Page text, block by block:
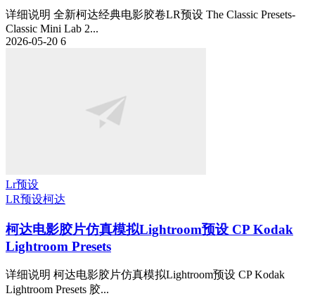
详细说明 全新柯达经典电影胶卷LR预设 The Classic Presets-
Classic Mini Lab 2...
2026-05-20 6
Lr预设
LR预设柯达
柯达电影胶片仿真模拟Lightroom预设 CP Kodak
Lightroom Presets
详细说明 柯达电影胶片仿真模拟Lightroom预设 CP Kodak
Lightroom Presets 胶...